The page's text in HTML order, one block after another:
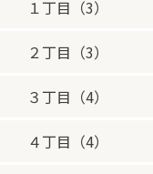
１丁目（3）
２丁目（3）
３丁目（4）
４丁目（4）